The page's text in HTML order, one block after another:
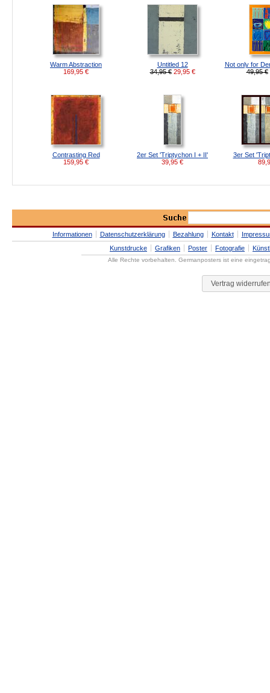
Warm Abstraction
169,95 €
Untitled 12
34,95 € 29,95 €
Not only for
49,95 €
Contrasting Red
159,95 €
2er Set 'Triptychon I + II'
39,95 €
3er Set
Informationen Datenschutzerklärung Bezahlung Kontakt
Kunstdrucke
Grafiken Poster Fotografie
Alle Rechte vorbehalten. Germanposters ist eine
Vertrag